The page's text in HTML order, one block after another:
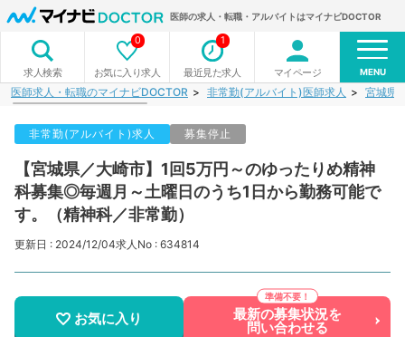
医師の求人・転職・アルバイトはマイナビDOCTOR
求人検索 お気に入り求人
0
最近見た求人
1
マイページ MENU
医師求人・転職のマイナビDOCTOR 非常勤(アルバイト)医師求人 宮城県
非常勤(アルバイト)求人 募集停止
【宮城県／大崎市】1回5万円～のゆったりめ精神
科募集◎毎週月～土曜日のうち1日から勤務可能で
す。（精神科／非常勤）
更新日 : 2024/12/04求人No : 634814
お気に入り 最新の募集状況を
問い合わせる